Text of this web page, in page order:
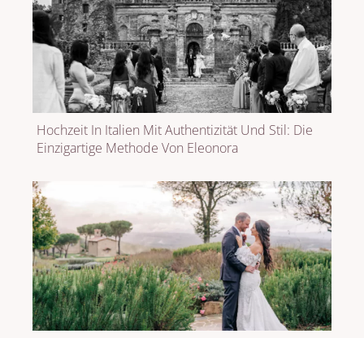
Hochzeit In Italien Mit Authentizität Und Stil: Die
Einzigartige Methode Von Eleonora